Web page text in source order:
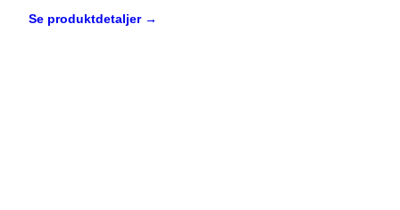
Se produktdetaljer →